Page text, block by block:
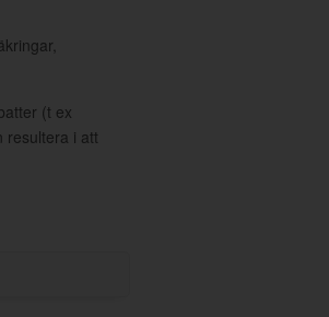
(t ex
resultera i att